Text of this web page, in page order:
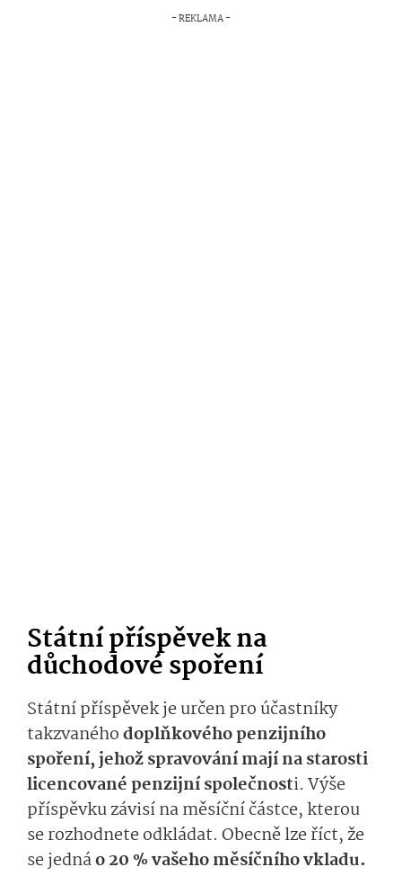
Státní příspěvek na
důchodové spoření
Státní příspěvek je určen pro účastníky
takzvanéhodoplňkového penzijního
spoření, jehož spravování mají na starosti
licencované penzijní společnosti. Výše
příspěvku závisí na měsíční částce, kterou
se rozhodnete odkládat. Obecně lze říct, že
se jednáo 20 % vašeho měsíčního vkladu.